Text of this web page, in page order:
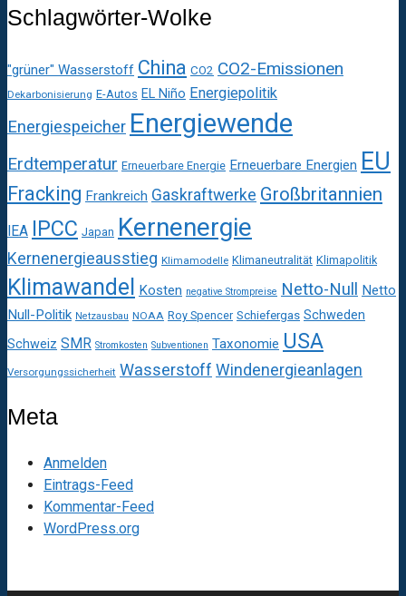
Schlagwörter-Wolke
"grüner" Wasserstoff China CO2 CO2-Emissionen
Dekarbonisierung E-Autos EL Niño Energiepolitik
Energiespeicher Energiewende
Erdtemperatur Erneuerbare Energie Erneuerbare Energien EU
Fracking Frankreich Gaskraftwerke Großbritannien
IEA IPCC Japan Kernenergie
Kernenergieausstieg Klimamodelle Klimaneutralität Klimapolitik
Klimawandel Kosten negative Strompreise Netto-Null Netto
Null-Politik Netzausbau NOAA Roy Spencer Schiefergas Schweden
Schweiz SMR Stromkosten Subventionen Taxonomie USA
Versorgungssicherheit Wasserstoff Windenergieanlagen
Meta
Anmelden
Eintrags-Feed
Kommentar-Feed
WordPress.org